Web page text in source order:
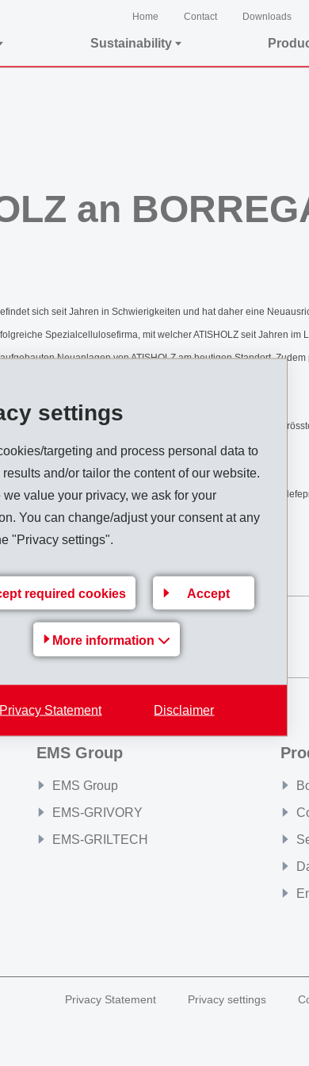
settings
targeting and process personal data to
results and/or tailor the content of our website.
we value your privacy, we ask for your
You can change/adjust your consent at any
"Privacy settings".
required cookies Accept
More information
Privacy Statement Disclaimer
Home Contact Downloads
Sustainability
an
sich seit Jahren in Schwierigkeiten und hat daher eine
Spezialcellulosefirma, mit welcher ATISHOLZ seit Jahren im
Neuanlagen von ATISHOLZ am heutigen Standort.
von ATISHOLZ, um deren Überleben zu sichern.
Orkla-Gruppe (Bruttoumsatz 2001: CHF 8.374 Mia.), eine der
für die Nahrungsmittelindustrie.
bis vor kurzem ausschliesslich im Papierzellstoff und in den
ATISHOLZ
EMS Group
EMS Group
EMS-GRIVORY
EMS-GRILTECH
Privacy Statement Privacy settings